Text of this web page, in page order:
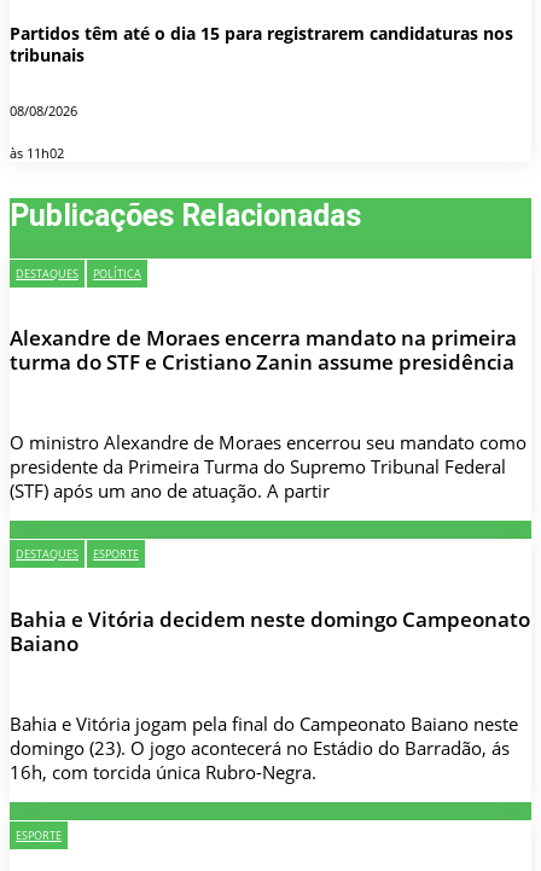
Partidos têm até o dia 15 para registrarem candidaturas nos
tribunais
08/08/2026
às 11h02
Publicações Relacionadas
DESTAQUES POLÍTICA
Alexandre de Moraes encerra mandato na primeira
turma do STF e Cristiano Zanin assume presidência
O ministro Alexandre de Moraes encerrou seu mandato como
presidente da Primeira Turma do Supremo Tribunal Federal
(STF) após um ano de atuação. A partir
DESTAQUES ESPORTE
Bahia e Vitória decidem neste domingo Campeonato
Baiano
Bahia e Vitória jogam pela final do Campeonato Baiano neste
domingo (23). O jogo acontecerá no Estádio do Barradão, ás
16h, com torcida única Rubro-Negra.
ESPORTE